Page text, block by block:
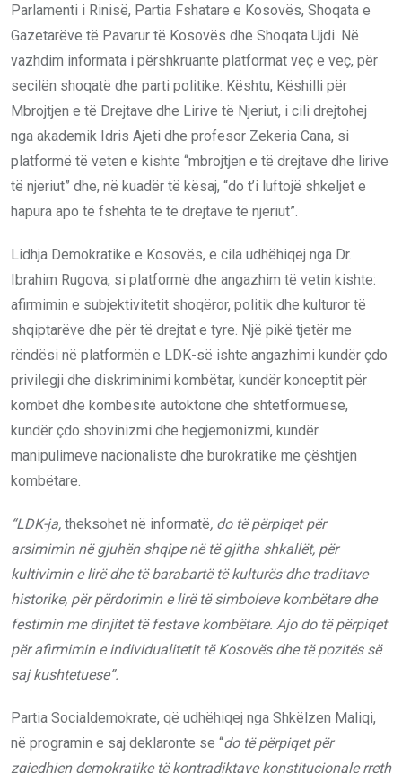
Parlamenti i Rinisë, Partia Fshatare e Kosovës, Shoqata e
Gazetarëve të Pavarur të Kosovës dhe Shoqata Ujdi. Në
vazhdim informata i përshkruante platformat veç e veç, për
secilën shoqatë dhe parti politike. Kështu, Këshilli për
Mbrojtjen e të Drejtave dhe Lirive të Njeriut, i cili drejtohej
nga akademik Idris Ajeti dhe profesor Zekeria Cana, si
platformë të veten e kishte “mbrojtjen e të drejtave dhe lirive
të njeriut” dhe, në kuadër të kësaj, “do t’i luftojë shkeljet e
hapura apo të fshehta të të drejtave të njeriut”.
Lidhja Demokratike e Kosovës, e cila udhëhiqej nga Dr.
Ibrahim Rugova, si platformë dhe angazhim të vetin kishte:
afirmimin e subjektivitetit shoqëror, politik dhe kulturor të
shqiptarëve dhe për të drejtat e tyre. Një pikë tjetër me
rëndësi në platformën e LDK-së ishte angazhimi kundër çdo
privilegji dhe diskriminimi kombëtar, kundër konceptit për
kombet dhe kombësitë autoktone dhe shtetformuese,
kundër çdo shovinizmi dhe hegjemonizmi, kundër
manipulimeve nacionaliste dhe burokratike me çështjen
kombëtare.
“LDK-ja, theksohet në informatë, do të përpiqet për
arsimimin në gjuhën shqipe në të gjitha shkallët, për
kultivimin e lirë dhe të barabartë të kulturës dhe traditave
historike, për përdorimin e lirë të simboleve kombëtare dhe
festimin me dinjitet të festave kombëtare. Ajo do të përpiqet
për afirmimin e individualitetit të Kosovës dhe të pozitës së
saj kushtetuese”.
Partia Socialdemokrate, që udhëhiqej nga Shkëlzen Maliqi,
në programin e saj deklaronte se “do të përpiqet për
zgjedhjen demokratike të kontradiktave konstitucionale rreth